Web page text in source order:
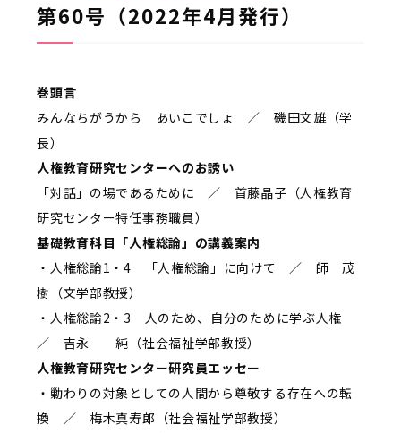
第60号（2022年4月発行）
巻頭言
みんなちがうから あいこでしょ ／ 磯田文雄（学
長）
人権教育研究センターへのお誘い
「対話」の場であるために ／ 首藤晶子（人権教育
研究センター特任事務職員）
基礎教育科目「人権総論」の講義案内
・人権総論1・4 「人権総論」に向けて ／ 師 茂
樹（文学部教授）
・人権総論2・3 人のため、自分のために学ぶ人権
／ 吉永 純（社会福祉学部教授）
人権教育研究センター研究員エッセー
・勦わりの対象としての人間から尊敬する存在への転
換 ／ 梅木真寿郎（社会福祉学部教授）